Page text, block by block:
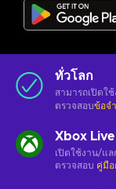
ทั่วโลก
สามารถเปิดใ
ตรวจสอบข้อจ
Xbox Live
เปิดใช้งาน/แ
ตรวจสอบ คู่มือ